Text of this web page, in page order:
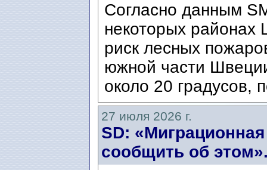
Согласно данным
некоторых районах
риск лесных
южной части
около 20 градусов,
27 июля 2026 г.
SD:
сообщить об